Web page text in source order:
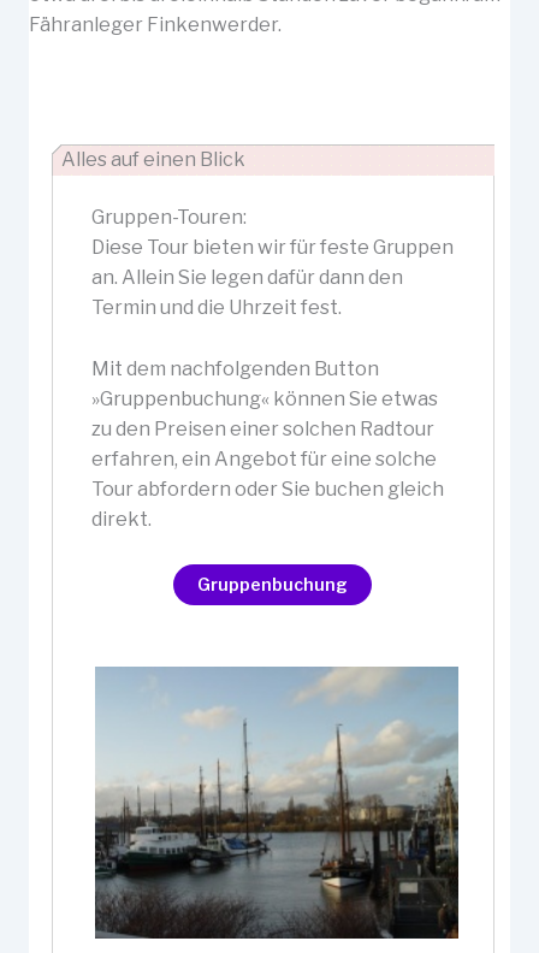
Fähranleger Finkenwerder.
Alles auf einen Blick
Gruppen-Touren:
Diese Tour bieten wir für feste Gruppen
an. Allein Sie legen dafür dann den
Termin und die Uhrzeit fest.
Mit dem nachfolgenden Button
»Gruppenbuchung« können Sie etwas
zu den Preisen einer solchen Radtour
erfahren, ein Angebot für eine solche
Tour abfordern oder Sie buchen gleich
direkt.